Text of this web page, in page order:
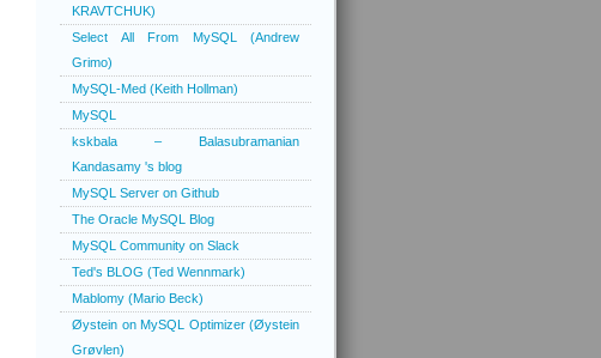
KRAVTCHUK)
Select All From MySQL (Andrew
Grimo)
MySQL-Med (Keith Hollman)
MySQL
kskbala – Balasubramanian
Kandasamy 's blog
MySQL Server on Github
The Oracle MySQL Blog
MySQL Community on Slack
Ted's BLOG (Ted Wennmark)
Mablomy (Mario Beck)
Øystein on MySQL Optimizer (Øystein
Grøvlen)